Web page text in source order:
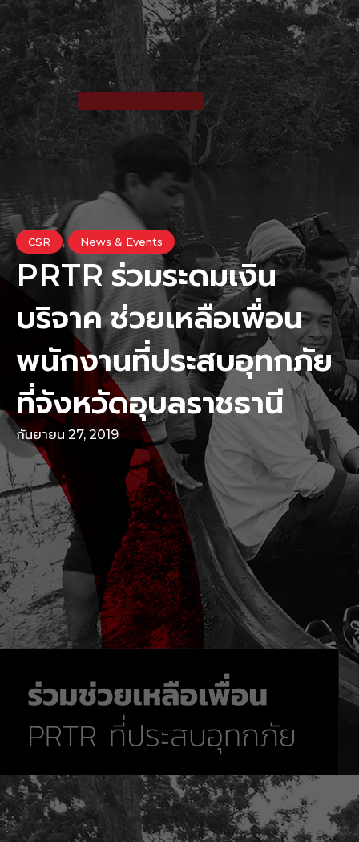
CSR , News & Events
PRTR ร่วมระดมเงิน
บริจาค ช่วยเหลือเพื่อน
พนักงานที่ประสบอุทกภัย
ที่จังหวัดอุบลราชธานี
กันยายน 27, 2019